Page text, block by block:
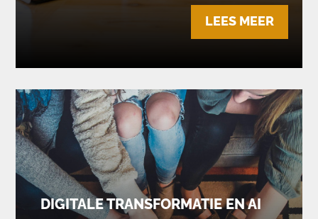
LEES MEER
DIGITALE TRANSFORMATIE EN AI